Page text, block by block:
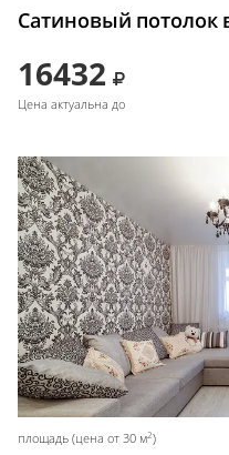
Сатиновый потолок
16432
Цена актуальна до
площадь (цена от 30 м2)